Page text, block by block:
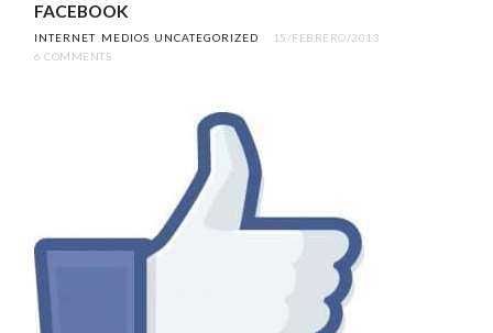
FACEBOOK
INTERNET MEDIOS UNCATEGORIZED
15/FEBRERO/2013
6 COMMENTS